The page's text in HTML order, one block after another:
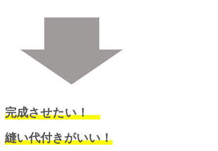
完成させたい！
縫い代付きがいい！